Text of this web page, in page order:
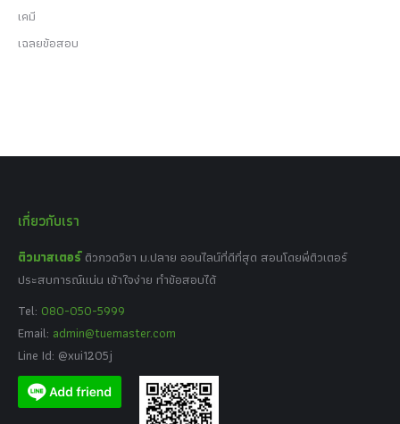
เคมี
เฉลยข้อสอบ
เกี่ยวกับเรา
ติวมาสเตอร์ ติวกวดวิชา ม.ปลาย ออนไลน์ที่ดีที่สุด สอนโดยพี่ติวเตอร์
ประสบการณ์แน่น เข้าใจง่าย ทำข้อสอบได้
Tel: 080-050-5999
Email: admin@tuemaster.com
Line Id: @xui1205j